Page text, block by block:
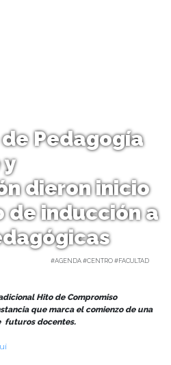
Pedagogía
y
dieron inicio
de inducción a
#AGENDA #CENTRO #FACULTAD
Hito de Compromiso
que marca el comienzo de una
futuros docentes.